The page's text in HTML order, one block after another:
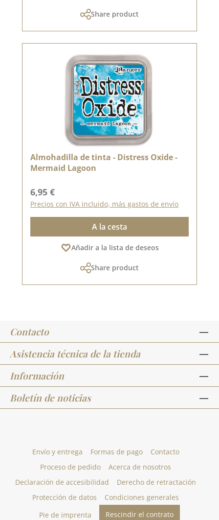
Share product
Almohadilla de tinta - Distress Oxide -
Mermaid Lagoon
Precio normal:
6,95 €
Precios con IVA incluido, más gastos de envío
A la cesta
Añadir a la lista de deseos
Share product
Contacto
Asistencia técnica de la tienda
Información
Boletín de noticias
Envío y entrega Formas de pago
Contacto
Proceso de pedido
Acerca de nosotros
Declaración de accesibilidad
Derecho de retractación
Protección de datos
Condiciones generales
Pie de imprenta
Rescindir el contrato